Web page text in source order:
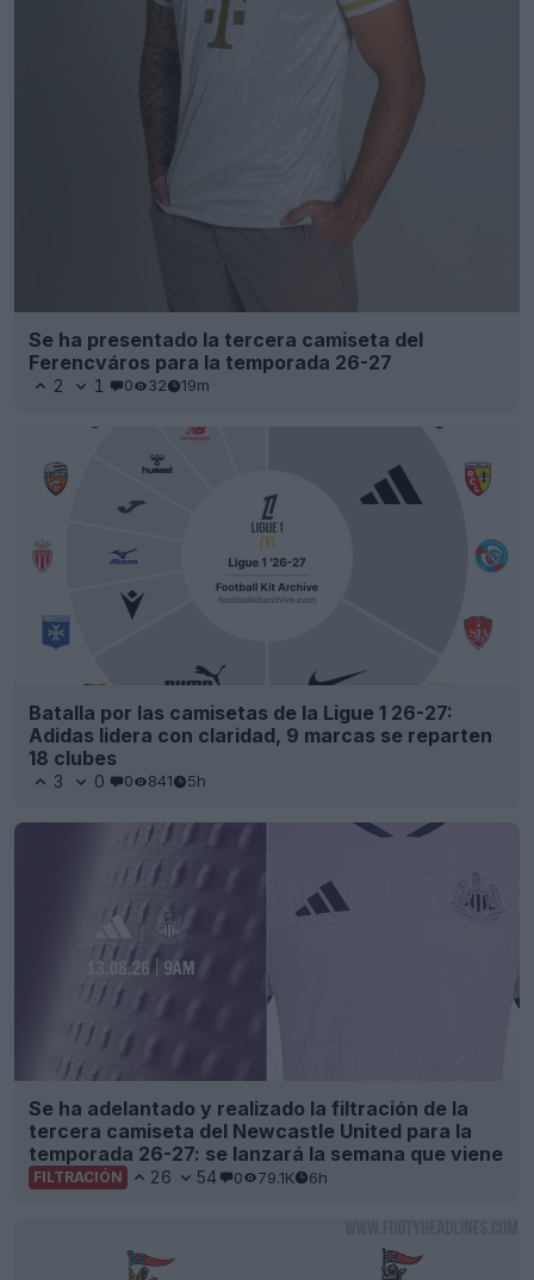
Se ha presentado la tercera camiseta del
Ferencváros para la temporada 26-27
2 1 0 32 19m
Batalla por las camisetas de la Ligue 1 26-27:
Adidas lidera con claridad, 9 marcas se reparten
18 clubes
3 0 0 841 5h
Se ha adelantado y realizado la filtración de la
tercera camiseta del Newcastle United para la
temporada 26-27: se lanzará la semana que viene
FILTRACIÓN 26 54 0 79.1K 6h